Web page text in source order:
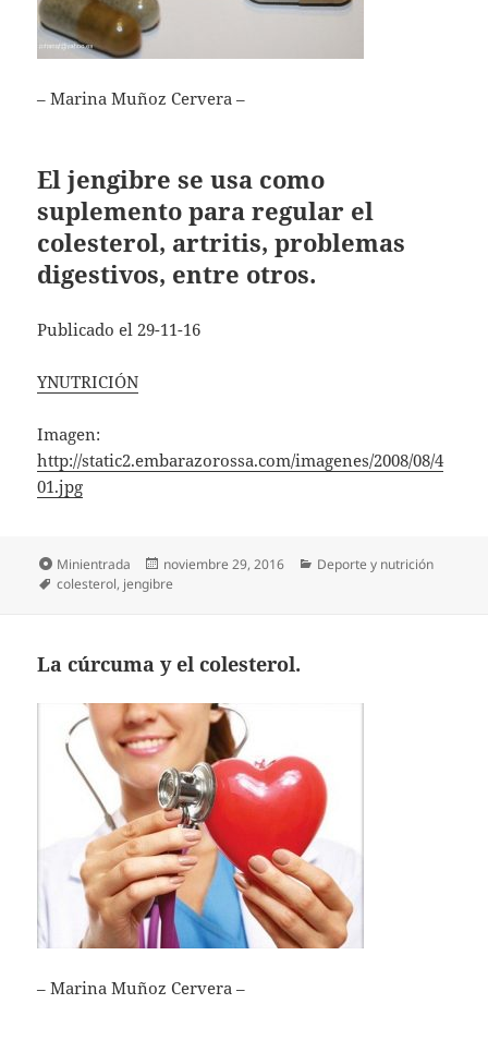
– Marina Muñoz Cervera –
El jengibre se usa como
suplemento para regular el
colesterol, artritis, problemas
digestivos, entre otros.
Publicado el 29-11-16
YNUTRICIÓN
Imagen:
http://static2.embarazorossa.com/imagenes/2008/08/4
01.jpg
Formato
Minientrada
Publicado
el
noviembre 29, 2016 Categorías
Deporte y nutrición
Etiquetas
colesterol, jengibre
La cúrcuma y el colesterol.
– Marina Muñoz Cervera –